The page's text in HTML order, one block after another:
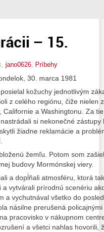
– 15.
jano0626 Príbehy
30. marca 1981
kožuchy jednotlivým
z celého regiónu, čiže nielen
a Washingtonu. Za
si nekonečné
žiadne reklamácie a
žemľu. Potom som
budovy Mormónskej viery.
a dopĺňali atmosféru, ktorá
vytvárali prírodnú scenériu
a vychutnával všetko do
násilne prerušená
pracovisko v nákupnom
a všetci nahlas hovorili,